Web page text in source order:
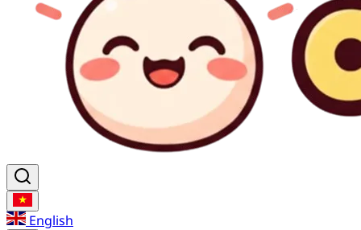
English